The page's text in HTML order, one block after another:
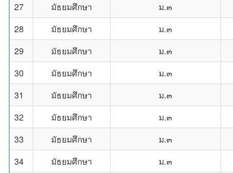
27
มัธยมศึกษา ม.๓
28
มัธยมศึกษา ม.๓
29
มัธยมศึกษา ม.๓
30
มัธยมศึกษา ม.๓
31
มัธยมศึกษา ม.๓
32
มัธยมศึกษา ม.๓
33
มัธยมศึกษา ม.๓
34
มัธยมศึกษา ม.๓